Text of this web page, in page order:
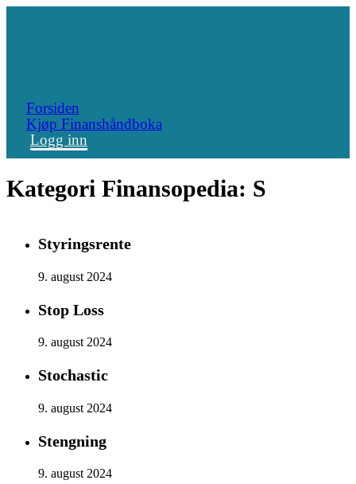
Forsiden
Kjøp Finanshåndboka
Logg inn
Kategori Finansopedia: S
Styringsrente
9. august 2024
Stop Loss
9. august 2024
Stochastic
9. august 2024
Stengning
9. august 2024